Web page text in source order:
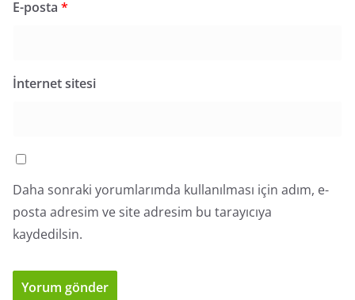
E-posta *
İnternet sitesi
Daha sonraki yorumlarımda kullanılması için adım, e-
posta adresim ve site adresim bu tarayıcıya
kaydedilsin.